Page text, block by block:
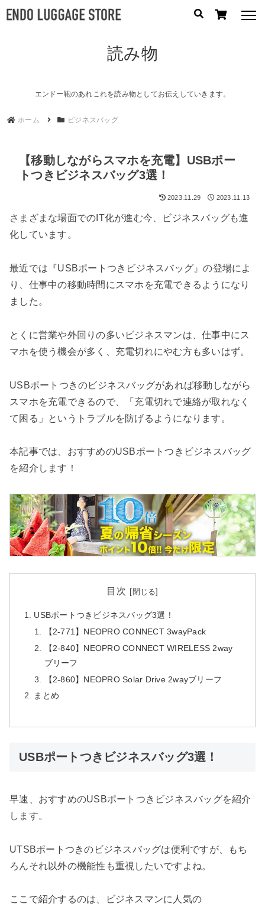
誕生日プレゼント
ブランドから探す
容量から探す
検索する
読み物
エンドー鞄のあれこれを読み物としてお伝えしていきます。
ホーム ビジネスバッグ
【移動しながらスマホを充電】USBポー
トつきビジネスバッグ3選！
2023.11.29 2023.11.13
さまざまな場面でのIT化が進む今、ビジネスバッグも進
化しています。
最近では『USBポートつきビジネスバッグ』の登場によ
り、仕事中の移動時間にスマホを充電できるようになり
ました。
とくに営業や外回りの多いビジネスマンは、仕事中にス
マホを使う機会が多く、充電切れにやむ方も多いはず。
USBポートつきのビジネスバッグがあれば移動しながら
スマホを充電できるので、「充電切れで連絡が取れなく
て困る」というトラブルを防げるようになります。
本記事では、おすすめのUSBポートつきビジネスバッグ
を紹介します！
目次
USBポートつきビジネスバッグ3選！
【2-771】NEOPRO CONNECT 3wayPack
【2-840】NEOPRO CONNECT WIRELESS 2way
ブリーフ
【2-860】NEOPRO Solar Drive 2wayブリーフ
まとめ
USBポートつきビジネスバッグ3選！
早速、おすすめのUSBポートつきビジネスバッグを紹介
します。
UTSBポートつきのビジネスバッグは便利ですが、もち
ろんそれ以外の機能性も重視したいですよね。
ここで紹介するのは、ビジネスマンに人気の